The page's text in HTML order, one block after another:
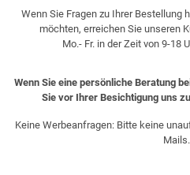
Wenn Sie Fragen zu Ihrer Bestellung
möchten, erreichen Sie unseren
Mo.- Fr. in der Zeit von 9-18
Wenn Sie eine persönliche Beratung
Sie vor Ihrer Besichtigung uns
Keine Werbeanfragen: Bitte keine
Mails.